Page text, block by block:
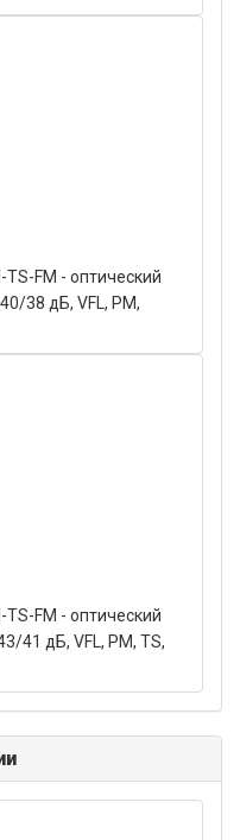
FM - оптический
38 дБ, VFL, PM,
FM - оптический
41 дБ, VFL, PM, TS,